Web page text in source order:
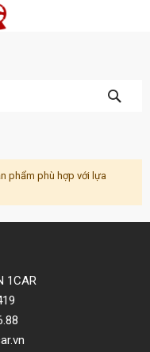
KIẾM
phẩm phù hợp với lựa
1CAR